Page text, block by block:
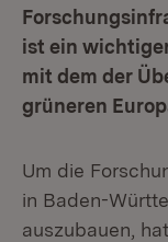
ist ein
mit dem der
grüneren
Um die
in Baden-
auszubauen,